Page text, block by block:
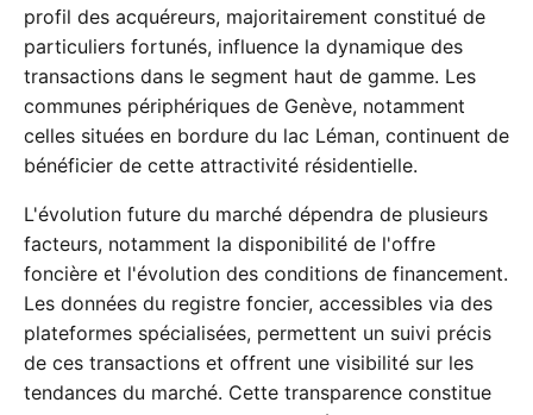
profil des acquéreurs, majoritairement constitué de
particuliers fortunés, influence la dynamique des
transactions dans le segment haut de gamme. Les
communes périphériques de Genève, notamment
celles situées en bordure du lac Léman, continuent de
bénéficier de cette attractivité résidentielle.
L'évolution future du marché dépendra de plusieurs
facteurs, notamment la disponibilité de l'offre
foncière et l'évolution des conditions de financement.
Les données du registre foncier, accessibles via des
plateformes spécialisées, permettent un suivi précis
de ces transactions et offrent une visibilité sur les
tendances du marché. Cette transparence constitue